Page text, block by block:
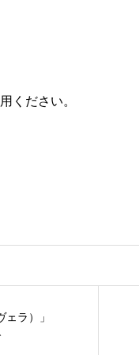
ください。
ラ）」